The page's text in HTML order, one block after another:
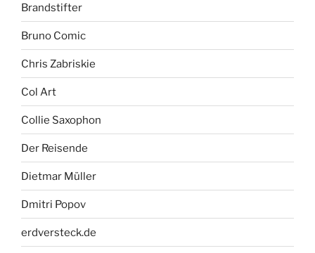
Brandstifter
Bruno Comic
Chris Zabriskie
Col Art
Collie Saxophon
Der Reisende
Dietmar Müller
Dmitri Popov
erdversteck.de